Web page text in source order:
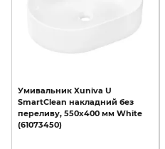
Умивальник Xuniva U
SmartClean накладний без
переливу, 550х400 мм White
(61073450)